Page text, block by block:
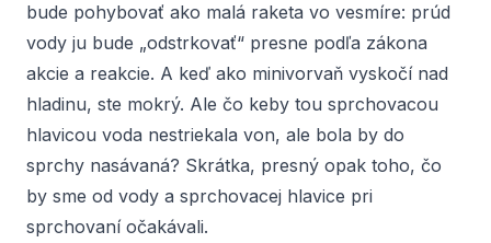
bude pohybovať ako malá raketa vo vesmíre: prúd
vody ju bude „odstrkovať“ presne podľa zákona
akcie a reakcie. A keď ako minivorvaň vyskočí nad
hladinu, ste mokrý. Ale čo keby tou sprchovacou
hlavicou voda nestriekala von, ale bola by do
sprchy nasávaná? Skrátka, presný opak toho, čo
by sme od vody a sprchovacej hlavice pri
sprchovaní očakávali.